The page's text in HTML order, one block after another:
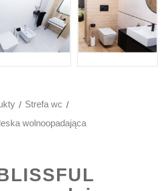
Strefa wc
wolnoopadająca